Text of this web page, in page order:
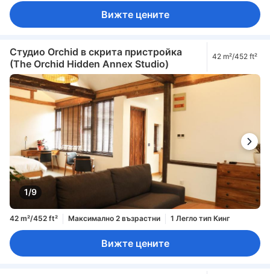
Вижте цените
Студио Orchid в скрита пристройка
(The Orchid Hidden Annex Studio)
42 m²/452 ft²
1/9
42 m²/452 ft² Максимално 2 възрастни 1 Легло тип Кинг
Вижте цените